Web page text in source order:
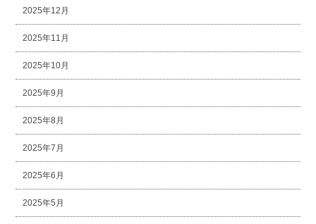
2025年12月
2025年11月
2025年10月
2025年9月
2025年8月
2025年7月
2025年6月
2025年5月